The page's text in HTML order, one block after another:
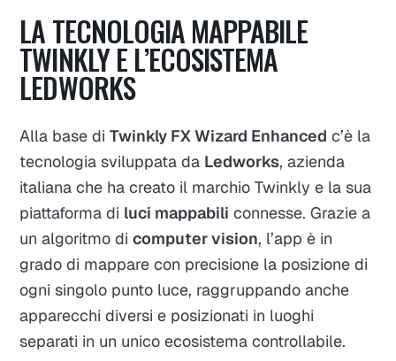
LA TECNOLOGIA MAPPABILE
TWINKLY E L’ECOSISTEMA
LEDWORKS
Alla base diTwinkly FX Wizard Enhanced c’è la
tecnologia sviluppata da Ledworks, azienda
italiana che ha creato il marchio Twinkly e la sua
piattaforma di luci mappabili connesse. Grazie a
un algoritmo dicomputer vision, l’app è in
grado di mappare con precisione la posizione di
ogni singolo punto luce, raggruppando anche
apparecchi diversi e posizionati in luoghi
separati in un unico ecosistema controllabile.​